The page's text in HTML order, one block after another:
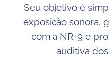
Seu objetivo é
exposição sonora,
com a NR-9 e
auditiva